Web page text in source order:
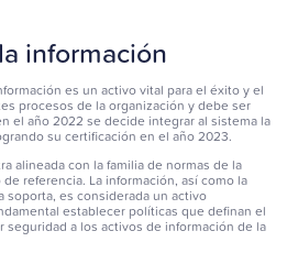
información
es un activo vital para el éxito y el
procesos de la organización y debe ser
el año 2022 se decide integrar al sistema la
su certificación en el año 2023.
alineada con la familia de normas de la
referencia. La información, así como la
soporta, es considerada un activo
establecer políticas que definan el
seguridad a los activos de información de la